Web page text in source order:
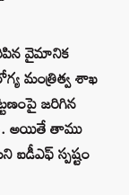
వైమానిక
మంత్రిత్వ శాఖ
జరిగిన
అయితే తాము
ఐడీఎఫ్ స్పష్టం